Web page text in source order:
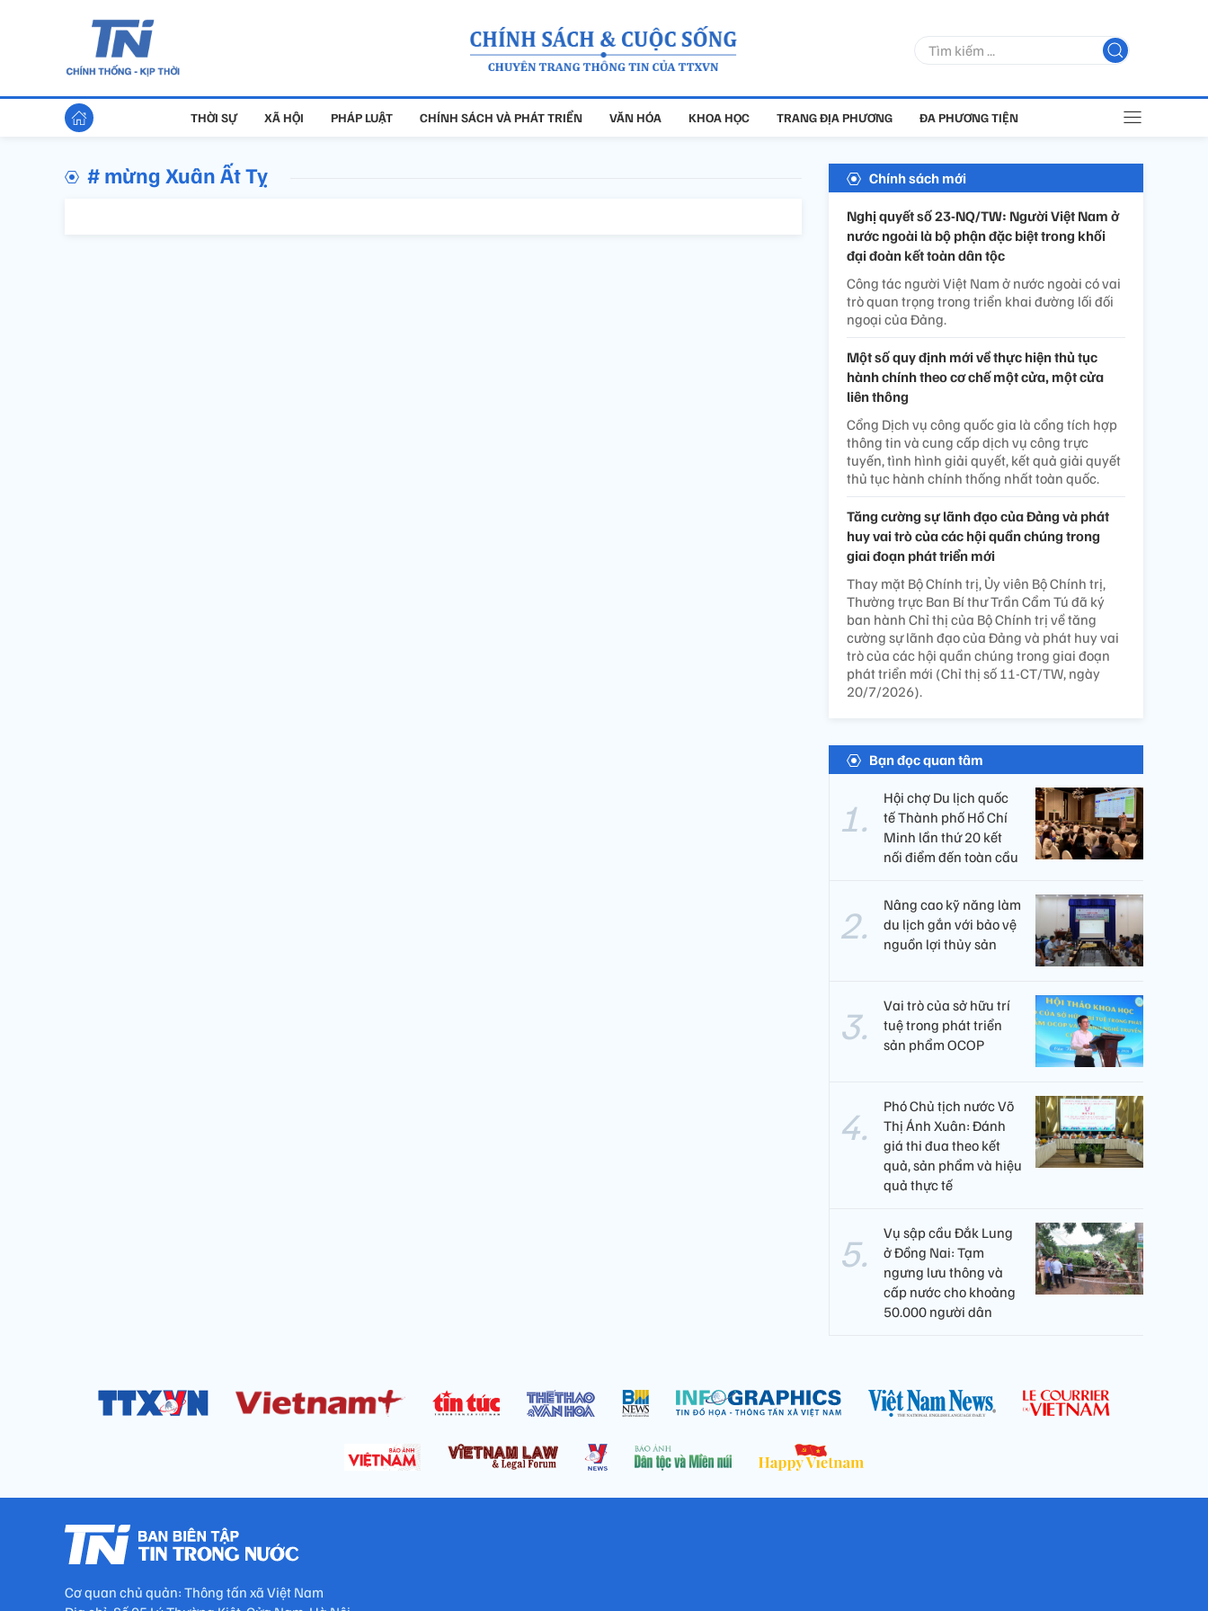
THỜI SỰ XÃ HỘI PHÁP LUẬT CHÍNH SÁCH VÀ PHÁT TRIỂN VĂN HÓA KHOA HỌC TRANG ĐỊA PHƯƠNG ĐA PHƯƠNG TIỆN
# mừng Xuân Ất Tỵ Chính sách mới
Nghị quyết số 23-NQ/TW: Người Việt Nam ở
nước ngoài là bộ phận đặc biệt trong khối
đại đoàn kết toàn dân tộc
Công tác người Việt Nam ở nước ngoài có vai
trò quan trọng trong triển khai đường lối đối
ngoại của Đảng.
Một số quy định mới về thực hiện thủ tục
hành chính theo cơ chế một cửa, một cửa
liên thông
Cổng Dịch vụ công quốc gia là cổng tích hợp
thông tin và cung cấp dịch vụ công trực
tuyến, tình hình giải quyết, kết quả giải quyết
thủ tục hành chính thống nhất toàn quốc.
Tăng cường sự lãnh đạo của Đảng và phát
huy vai trò của các hội quần chúng trong
giai đoạn phát triển mới
Thay mặt Bộ Chính trị, Ủy viên Bộ Chính trị,
Thường trực Ban Bí thư Trần Cẩm Tú đã ký
ban hành Chỉ thị của Bộ Chính trị về tăng
cường sự lãnh đạo của Đảng và phát huy vai
trò của các hội quần chúng trong giai đoạn
phát triển mới (Chỉ thị số 11-CT/TW, ngày
20/7/2026).
Bạn đọc quan tâm
Hội chợ Du lịch quốc
tế Thành phố Hồ Chí
Minh lần thứ 20 kết
nối điểm đến toàn cầu
Nâng cao kỹ năng làm
du lịch gắn với bảo vệ
nguồn lợi thủy sản
Vai trò của sở hữu trí
tuệ trong phát triển
sản phẩm OCOP
Phó Chủ tịch nước Võ
Thị Ánh Xuân: Đánh
giá thi đua theo kết
quả, sản phẩm và hiệu
quả thực tế
Vụ sập cầu Đắk Lung
ở Đồng Nai: Tạm
ngưng lưu thông và
cấp nước cho khoảng
50.000 người dân
Cơ quan chủ quản: Thông tấn xã Việt Nam